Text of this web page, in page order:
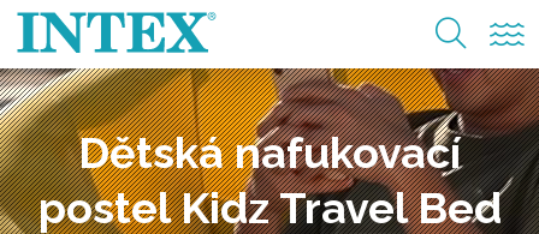
Dětská nafukovací
postel Kidz Travel Bed